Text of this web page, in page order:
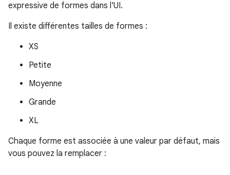
expressive de formes dans l'UI.
Il existe différentes tailles de formes :
XS
Petite
Moyenne
Grande
XL
Chaque forme est associée à une valeur par défaut, mais
vous pouvez la remplacer :